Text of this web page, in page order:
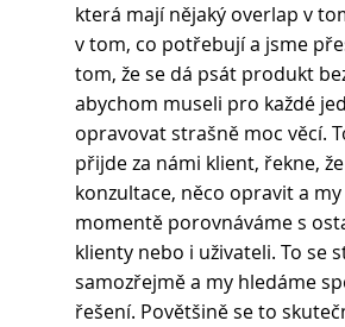
která mají nějaký overlap v
v tom, co potřebují a jsme
tom, že se dá psát produkt
abychom museli pro každé
opravovat strašně moc věcí.
přijde za námi klient, řekne,
konzultace, něco opravit a
momentě porovnáváme s
klienty nebo i uživateli. To se
samozřejmě a my hledáme
řešení. Povětšině se to